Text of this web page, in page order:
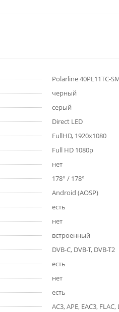
Polarline 40PL11TC-
черный
серый
Direct LED
FullHD, 1920x1080
Full HD 1080p
нет
178° / 178°
Android (AOSP)
есть
нет
встроенный
DVB-C, DVB-T, DVB-T2
есть
нет
есть
AC3, APE, EAC3,